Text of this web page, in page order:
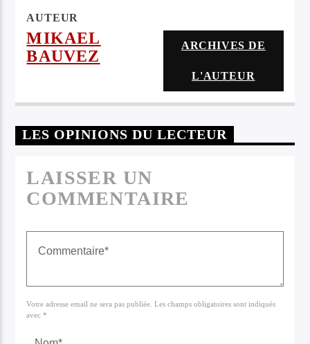
AUTEUR
MIKAEL
BAUVEZ
ARCHIVES DE
L'AUTEUR
LES OPINIONS DU LECTEUR
LAISSER UN
COMMENTAIRE
Votre adresse email ne sera pas publiée. Les champs obligatoires sont indiqués
avec *